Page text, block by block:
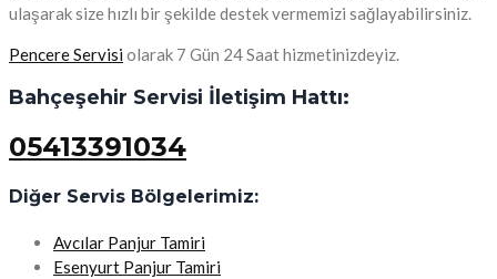
ulaşarak size hızlı bir şekilde destek vermemizi sağlayabilirsiniz.
Pencere Servisi olarak 7 Gün 24 Saat hizmetinizdeyiz.
Bahçeşehir Servisi İletişim Hattı:
05413391034
Diğer Servis Bölgelerimiz:
Avcılar Panjur Tamiri
Esenyurt Panjur Tamiri